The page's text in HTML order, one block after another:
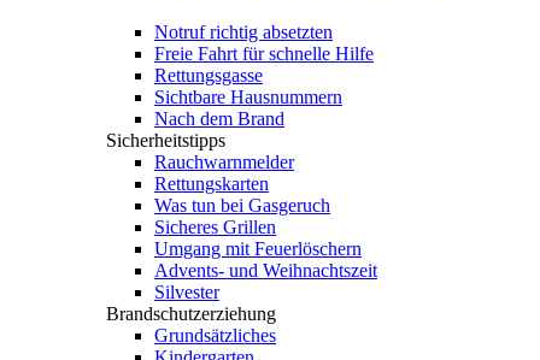
Notruf richtig absetzten
Freie Fahrt für schnelle Hilfe
Rettungsgasse
Sichtbare Hausnummern
Nach dem Brand
Sicherheitstipps
Rauchwarnmelder
Rettungskarten
Was tun bei Gasgeruch
Sicheres Grillen
Umgang mit Feuerlöschern
Advents- und Weihnachtszeit
Silvester
Brandschutzerziehung
Grundsätzliches